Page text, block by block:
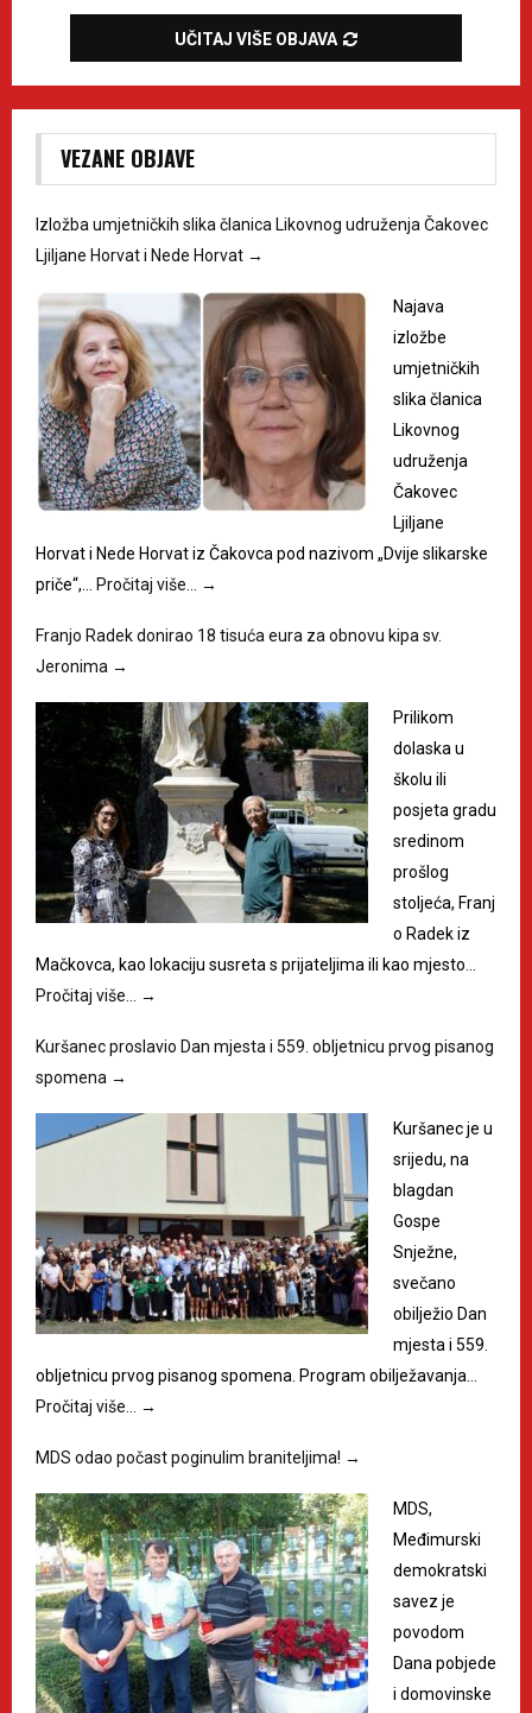
UČITAJ VIŠE OBJAVA
VEZANE OBJAVE
Izložba umjetničkih slika članica Likovnog udruženja Čakovec
Ljiljane Horvat i Nede Horvat →
Najava
izložbe
umjetničkih
slika članica
Likovnog
udruženja
Čakovec
Ljiljane
Horvat i Nede Horvat iz Čakovca pod nazivom „Dvije slikarske
priče“,… Pročitaj više… →
Franjo Radek donirao 18 tisuća eura za obnovu kipa sv.
Jeronima →
Prilikom
dolaska u
školu ili
posjeta gradu
sredinom
prošlog
stoljeća, Franj
o Radek iz
Mačkovca, kao lokaciju susreta s prijateljima ili kao mjesto…
Pročitaj više…
→
Kuršanec proslavio Dan mjesta i 559. obljetnicu prvog pisanog
spomena →
Kuršanec je u
srijedu, na
blagdan
Gospe
Snježne,
svečano
obilježio Dan
mjesta i 559.
obljetnicu prvog pisanog spomena. Program obilježavanja…
Pročitaj više…
→
MDS odao počast poginulim braniteljima! →
MDS,
Međimurski
demokratski
savez je
povodom
Dana pobjede
i domovinske